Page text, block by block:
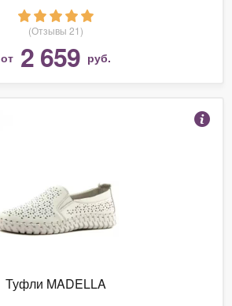
(Отзывы 21)
от 2 659 руб.
Туфли MADELLA